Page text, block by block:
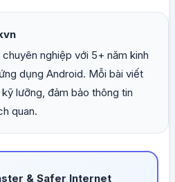
nghiệp với 5+ năm kinh
dụng Android. Mỗi bài viết
lưỡng, đảm bảo thông tin
quan.
& Safer Internet